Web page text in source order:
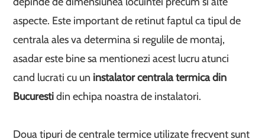
aspecte. Este important de retinut faptul ca tipul de
centrala ales va determina si regulile de montaj,
asadar este bine sa mentionezi acest lucru atunci
cand lucrati cu un instalator centrala termica din
Bucurestidin echipa noastra de instalatori.
Doua tipuri de centrale termice utilizate frecvent sunt